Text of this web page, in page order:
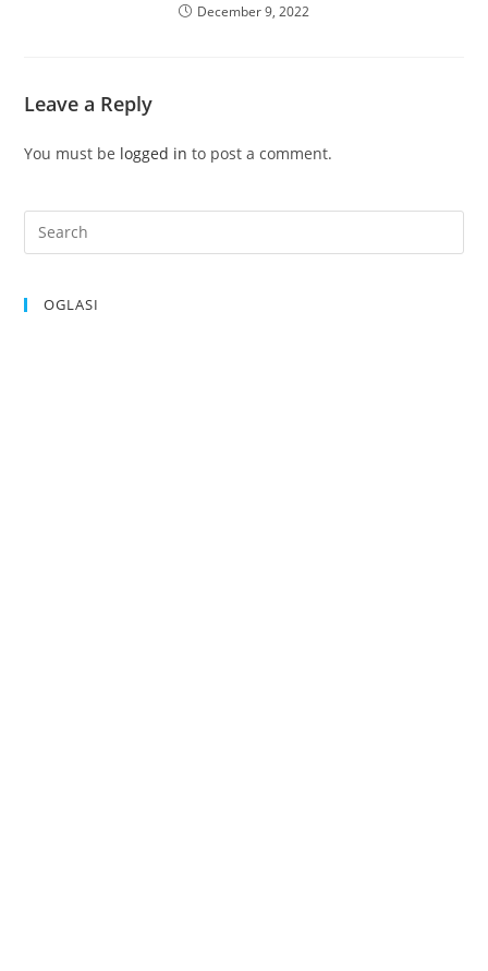
December 9, 2022
Leave a Reply
You must be logged in to post a comment.
OGLASI